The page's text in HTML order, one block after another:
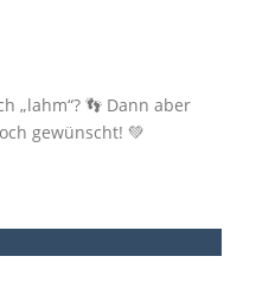
„lahm“? 👣 Dann aber
gewünscht! 💚